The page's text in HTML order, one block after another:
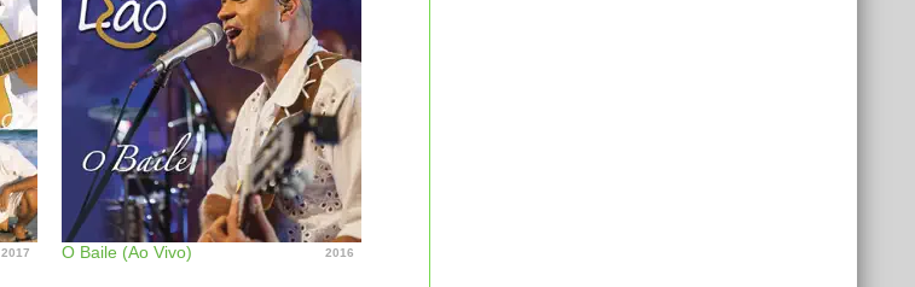
2017 O Baile (Ao Vivo) 2016